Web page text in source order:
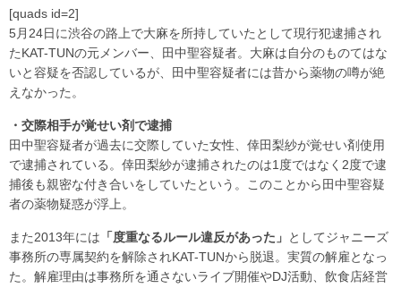
[quads id=2]
5月24日に渋谷の路上で大麻を所持していたとして現行犯逮捕され
たKAT-TUNの元メンバー、田中聖容疑者。大麻は自分のものてはな
いと容疑を否認しているが、田中聖容疑者には昔から薬物の噂が絶
えなかった。
・交際相手が覚せい剤で逮捕
田中聖容疑者が過去に交際していた女性、倖田梨紗が覚せい剤使用
で逮捕されている。倖田梨紗が逮捕されたのは1度ではなく2度で逮
捕後も親密な付き合いをしていたという。このことから田中聖容疑
者の薬物疑惑が浮上。
また2013年には 「度重なるルール違反があった」 としてジャニーズ
事務所の専属契約を解除されKAT-TUNから脱退。実質の解雇となっ
た。解雇理由は事務所を通さないライブ開催やDJ活動、飲食店経営